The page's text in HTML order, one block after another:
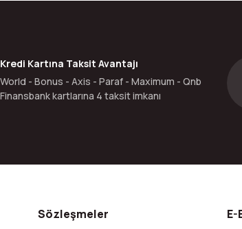
Kredi Kartına Taksit Avantajı
World - Bonus - Axis - Paraf - Maximum - Qnb
Finansbank kartlarına 4 taksit imkanı
Sözleşmeler